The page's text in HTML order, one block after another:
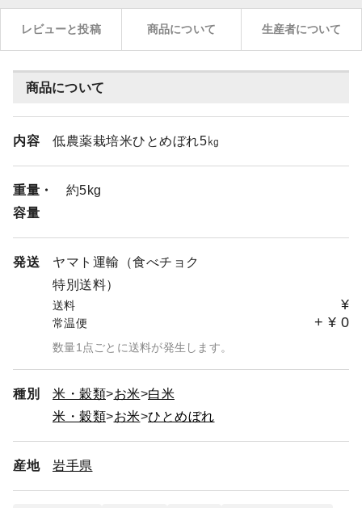
レビューと投稿 商品について 生産者について
商品について
内容 低農薬栽培米ひとめぼれ5㎏
重量・
容量
約5kg
発送
ヤマト運輸（食べチョク
特別送料）
送料 ¥
常温便 + ¥ 0
数量1点ごとに送料が発生します。
種別 米・穀類 お米
白米
米・穀類
お米 ひとめぼれ
産地 岩手県